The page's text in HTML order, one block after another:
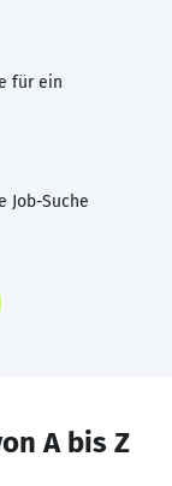
für ein
Job-Suche
A bis Z